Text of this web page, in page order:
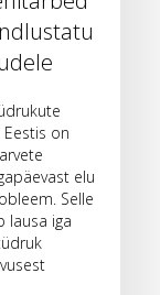
on
elu
Selle
lausa iga